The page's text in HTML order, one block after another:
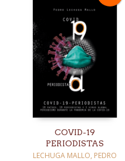
COVID-19
PERIODISTAS
LECHUGA MALLO, PEDRO